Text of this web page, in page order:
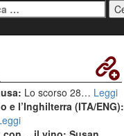
Lo scorso 28… Leggi
e l’Inghilterra (ITA/ENG):